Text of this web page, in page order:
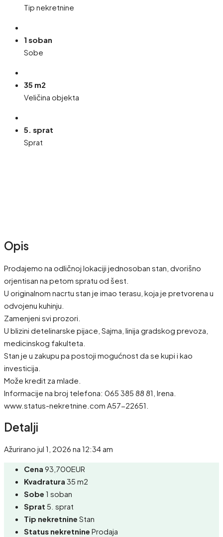
Tip nekretnine
1 soban
Sobe
35 m2
Veličina objekta
5. sprat
Sprat
Opis
Prodajemo na odličnoj lokaciji jednosoban stan, dvorišno
orjentisan na petom spratu od šest.
U originalnom nacrtu stan je imao terasu, koja je pretvorena u
odvojenu kuhinju.
Zamenjeni svi prozori.
U blizini detelinarske pijace, Sajma, linija gradskog prevoza,
medicinskog fakulteta.
Stan je u zakupu pa postoji mogućnost da se kupi i kao
investicija.
Može kredit za mlade.
Informacije na broj telefona: 065 385 88 81, Irena.
www.status-nekretnine.com A57-22651.
Detalji
Ažurirano jul 1, 2026 na 12:34 am
Cena 93,700EUR
Kvadratura 35 m2
Sobe 1 soban
Sprat 5. sprat
Tip nekretnine Stan
Status nekretnine Prodaja